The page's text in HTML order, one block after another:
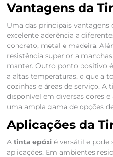
Vantagens da
Uma das principais vantagens
excelente aderência a
concreto, metal e madeira.
resistência superior a
manter. Outro ponto positivo
a altas temperaturas, o que a
cozinhas e áreas de serviço. A
disponível em diversas cores
uma ampla gama de opções
Aplicações da
A tinta epóxié versátil e pode
aplicações. Em ambientes